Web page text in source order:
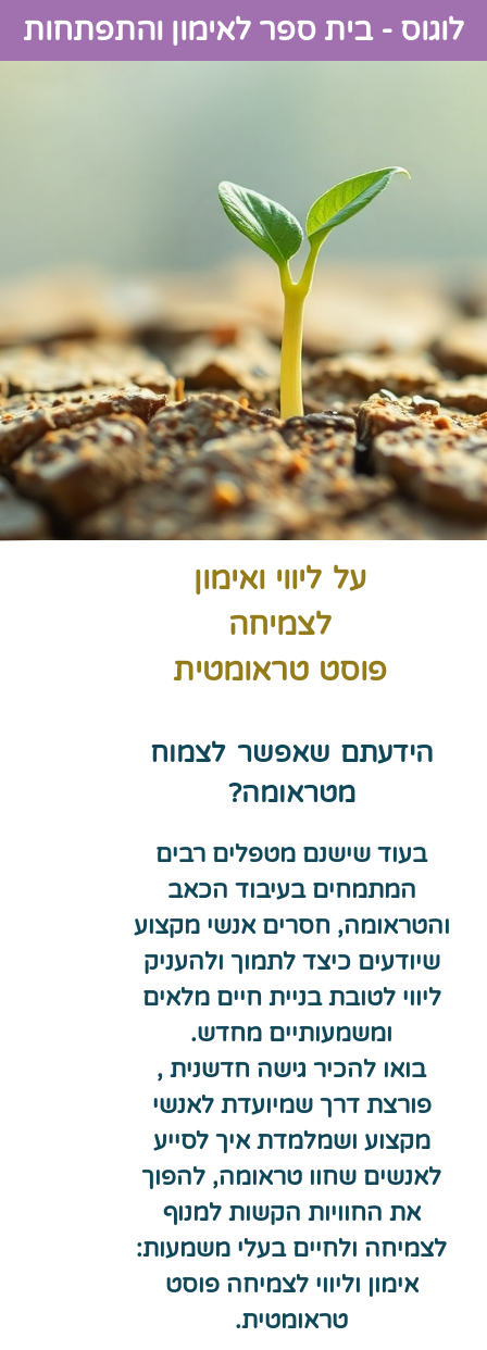
לוגוס - בית ספר לאימון והתפתחות
על ליווי ואימון
לצמיחה
פוסט טראומטית
הידעתם שאפשר לצמוח
מטראומה?
בעוד שישנם מטפלים רבים
המתמחים בעיבוד הכאב
והטראומה, חסרים אנשי מקצוע
שיודעים כיצד לתמוך ולהעניק
ליווי לטובת בניית חיים מלאים
ומשמעותיים מחדש.
בואו להכיר גישה חדשנית ,
פורצת דרך שמיועדת לאנשי
מקצוע ושמלמדת איך לסייע
לאנשים שחוו טראומה, להפוך
את החוויות הקשות למנוף
לצמיחה ולחיים בעלי משמעות:
אימון וליווי לצמיחה פוסט
טראומטית.